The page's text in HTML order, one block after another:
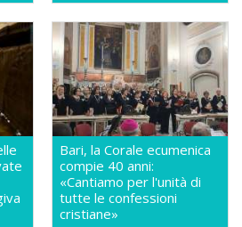
Bari, la Corale ecumenica
compie 40 anni:
«Cantiamo per l'unità di
tutte le confessioni
cristiane»